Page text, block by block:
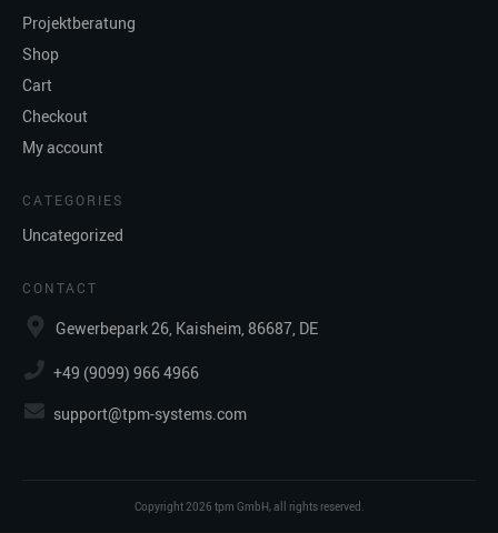
Projektberatung
Shop
Cart
Checkout
My account
CATEGORIES
Uncategorized
CONTACT
Gewerbepark 26, Kaisheim, 86687, DE
+49 (9099) 966 4966
support@tpm-systems.com
Copyright2026 tpm GmbH, all rights reserved.